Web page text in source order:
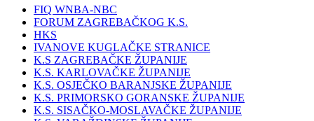
FIQ WNBA-NBC
FORUM ZAGREBAČKOG K.S.
HKS
IVANOVE KUGLAČKE STRANICE
K.S ZAGREBAČKE ŽUPANIJE
K.S. KARLOVAČKE ŽUPANIJE
K.S. OSJEČKO BARANJSKE ŽUPANIJE
K.S. PRIMORSKO GORANSKE ŽUPANIJE
K.S. SISAČKO-MOSLAVAČKE ŽUPANIJE